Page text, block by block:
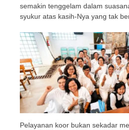
semakin tenggelam dalam
syukur atas kasih-Nya yang tak
Pelayanan koor bukan sekadar